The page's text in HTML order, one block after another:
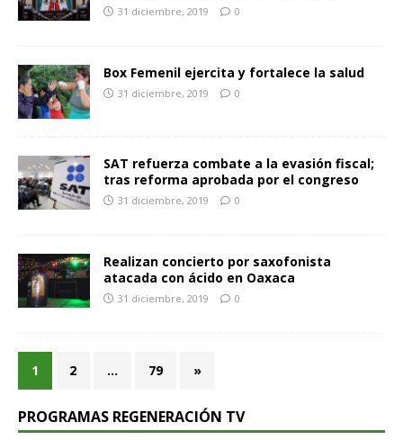
31 diciembre, 2019 0
Box Femenil ejercita y fortalece la salud
31 diciembre, 2019 0
SAT refuerza combate a la evasión fiscal;
tras reforma aprobada por el congreso
31 diciembre, 2019 0
Realizan concierto por saxofonista
atacada con ácido en Oaxaca
31 diciembre, 2019 0
1 2 … 79 »
PROGRAMAS REGENERACIÓN TV